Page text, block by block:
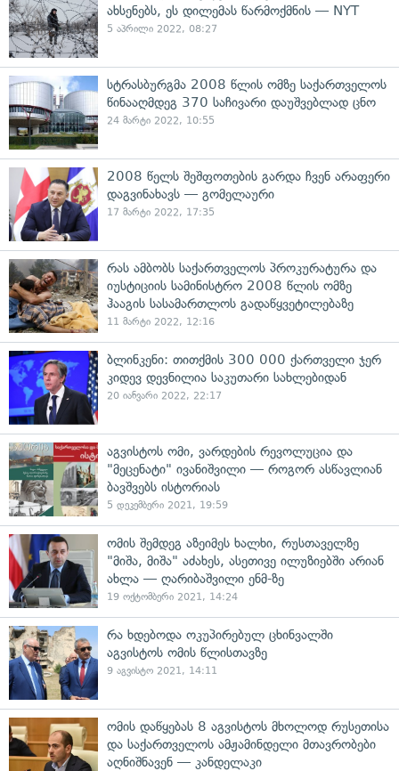
ახსენებს, ეს დილემას წარმოქმნის — NYT
5 აპრილი 2022, 08:27
სტრასბურგმა 2008 წლის ომზე საქართველოს
წინააღმდეგ 370 საჩივარი დაუშვებლად ცნო
24 მარტი 2022, 10:55
2008 წელს შეშფოთების გარდა ჩვენ არაფერი
დაგვინახავს — გომელაური
17 მარტი 2022, 17:35
რას ამბობს საქართველოს პროკურატურა და
იუსტიციის სამინისტრო 2008 წლის ომზე
ჰააგის სასამართლოს გადაწყვეტილებაზე
11 მარტი 2022, 12:16
ბლინკენი: თითქმის 300 000 ქართველი ჯერ
კიდევ დევნილია საკუთარი სახლებიდან
20 იანვარი 2022, 22:17
აგვისტოს ომი, ვარდების რევოლუცია და
"მეცენატი" ივანიშვილი — როგორ ასწავლიან
ბავშვებს ისტორიას
5 დეკემბერი 2021, 19:59
ომის შემდეგ აზეიმეს ხალხი, რუსთაველზე
"მიშა, მიშა" აძახეს, ასეთივე ილუზიებში არიან
ახლა — ღარიბაშვილი ენმ-ზე
19 ოქტომბერი 2021, 14:24
რა ხდებოდა ოკუპირებულ ცხინვალში
აგვისტოს ომის წლისთავზე
9 აგვისტო 2021, 14:11
ომის დაწყებას 8 აგვისტოს მხოლოდ რუსეთისა
და საქართველოს ამჟამინდელი მთავრობები
აღნიშნავენ — კანდელაკი